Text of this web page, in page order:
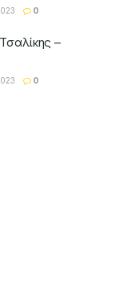
0
–
0